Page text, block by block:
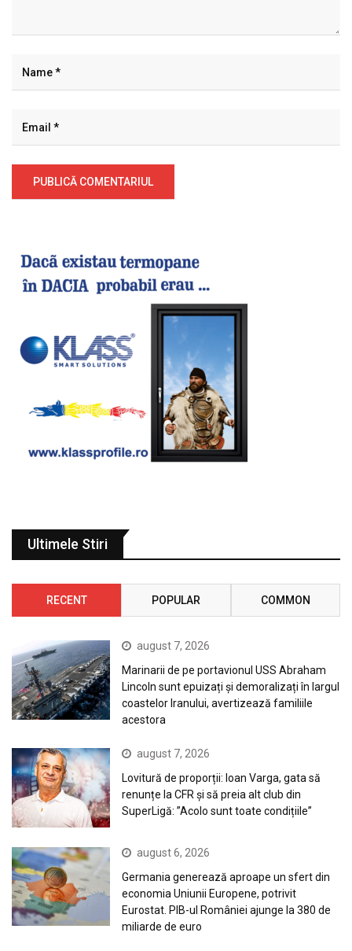
Ultimele Stiri
RECENT POPULAR COMMON
august 7, 2026
Marinarii de pe portavionul USS Abraham
Lincoln sunt epuizați și demoralizați în largul
coastelor Iranului, avertizează familiile
acestora
august 7, 2026
Lovitură de proporții: Ioan Varga, gata să
renunțe la CFR și să preia alt club din
SuperLigă: ”Acolo sunt toate condițiile”
august 6, 2026
Germania generează aproape un sfert din
economia Uniunii Europene, potrivit
Eurostat. PIB-ul României ajunge la 380 de
miliarde de euro